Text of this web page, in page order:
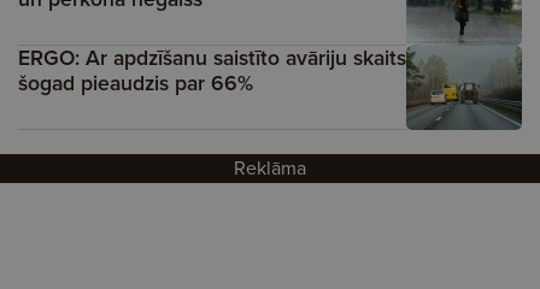
ERGO: Ar apdzīšanu saistīto avāriju skaits
šogad pieaudzis par 66%
Reklāma